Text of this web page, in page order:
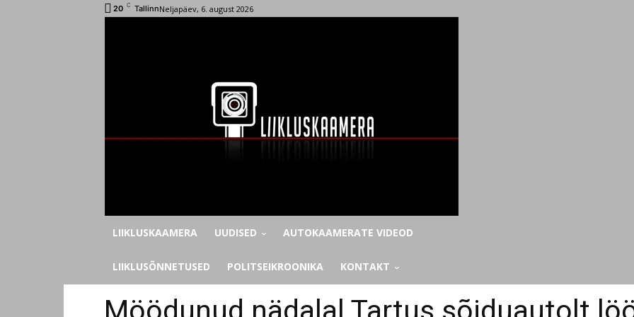
20 C TallinnNeljapäev, 6. august 2026
LIIKLUSKAAMERA UUDISED AUTOKAAMERATE VIDEOD
LIIKLUSÕNNETUSED POLITSEIKROONIKA KONTAKT